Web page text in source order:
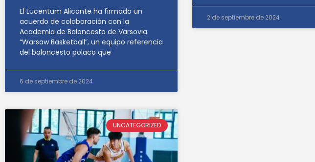
El Lucentum Alicante ha firmado un
acuerdo de colaboración con la
Academia de Baloncesto de Varsovia
“Warsaw Basketball”, un equipo referencia
del baloncesto polaco que
6 de septiembre de 2024
2 de septiembre de 2024
UNCATEGORIZED